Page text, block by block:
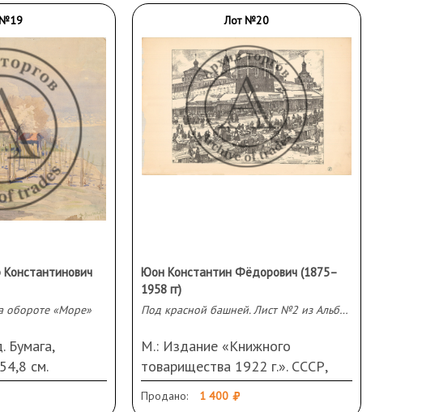
загрязнения. Требует
реставрации
обороте «Море»
Бумага,
см.
внизу.
Лот №20
Юон Константин Фёдорович (1875–
1958 гг)
Под красной башней. Лист №2 из Альбома литографий «Сергиев Посад»
М.: Издание «Книжного
товарищества 1922 г.». СССР,
1923 год. Бумага, литография.
29,5 Х 45 см. Повреждения и
Продано: 1 400